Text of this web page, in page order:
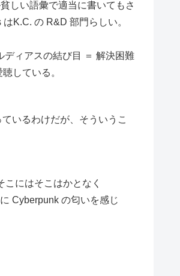
しい語彙で適当に書いてもさ
K.C. の R&D 部門らしい。
ィアスの結び目 ＝ 解決困難
している。
いるわけだが、そういうこ
にはそこはかとなく
Cyberpunk の匂いを感じ